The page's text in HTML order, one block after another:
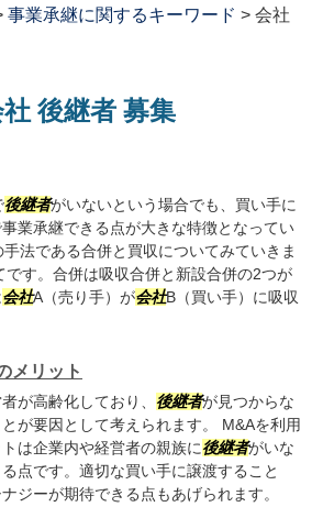
事業承継に関するキーワード > 会社
後継者 募集
後継者がいないという場合でも、買い手に
業承継できる点が大きな特徴となってい
法である合併と買収についてみていきま
です。合併は吸収合併と新設合併の2つが
会社A（売り手）が会社B（買い手）に吸収
メリット
が高齢化しており、 後継者が見つからな
が要因として考えられます。 M&Aを利用
は企業内や経営者の親族に後継者がいな
点です。適切な買い手に譲渡すること
ジーが期待できる点もあげられます。